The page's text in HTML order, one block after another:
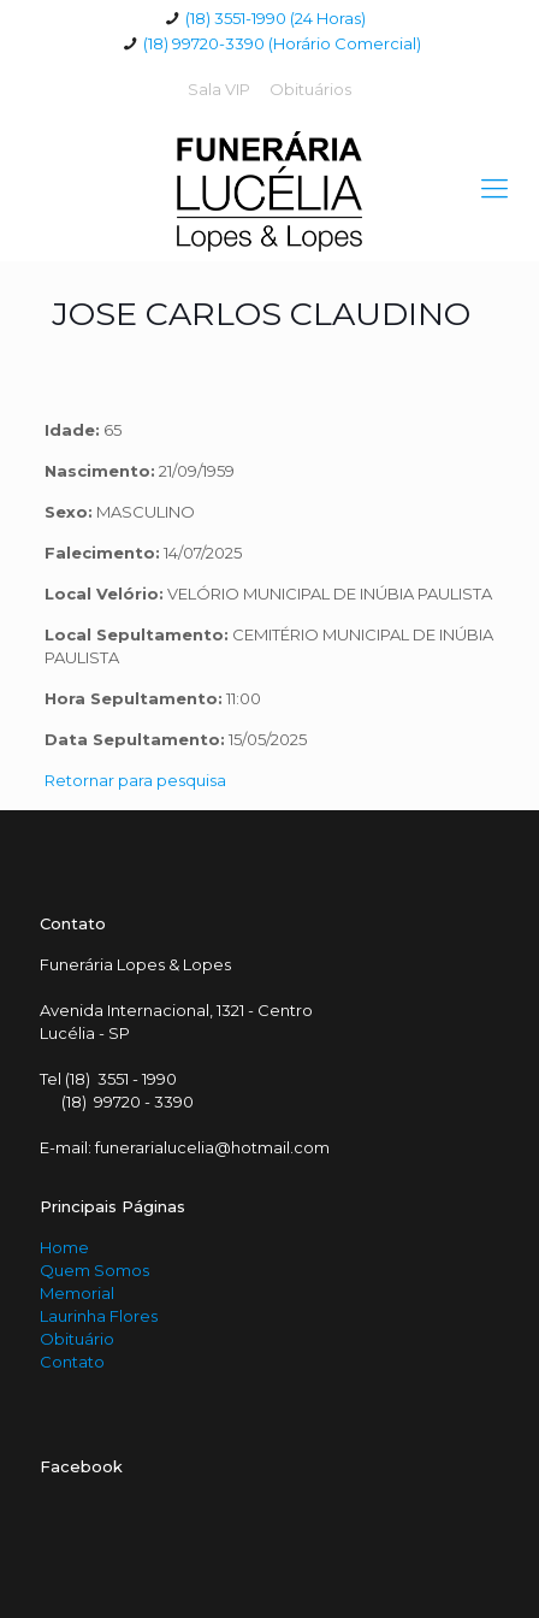
(18) 3551-1990 (24 Horas)
(18) 99720-3390 (Horário Comercial)
Sala VIP Obituários
JOSE CARLOS CLAUDINO
Idade: 65
Nascimento: 21/09/1959
Sexo: MASCULINO
Falecimento: 14/07/2025
Local Velório: VELÓRIO MUNICIPAL DE INÚBIA PAULISTA
Local Sepultamento: CEMITÉRIO MUNICIPAL DE INÚBIA
PAULISTA
Hora Sepultamento: 11:00
Data Sepultamento: 15/05/2025
Retornar para pesquisa
Contato
Funerária Lopes & Lopes
Avenida Internacional, 1321 - Centro
Lucélia - SP
Tel (18) 3551 - 1990
(18) 99720 - 3390
E-mail: funerarialucelia@hotmail.com
Principais Páginas
Home
Quem Somos
Memorial
Laurinha Flores
Obituário
Contato
Facebook